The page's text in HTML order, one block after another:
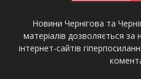
Новини Чернігова та
матеріалів дозволяється за
інтернет-сайтів